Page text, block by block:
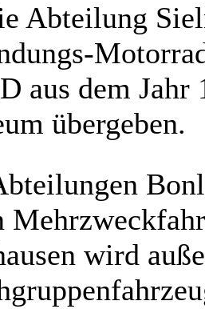
Abteilung
aus dem
übergeben.
wird